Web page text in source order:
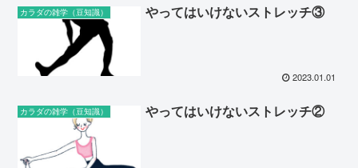
カラダの雑学（豆知識） やってはいけないストレッチ③
2023.01.01
カラダの雑学（豆知識） やってはいけないストレッチ②